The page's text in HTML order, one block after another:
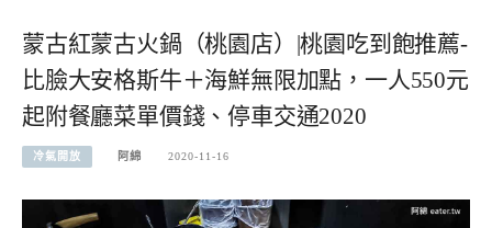
蒙古紅蒙古火鍋（桃園店）|桃園吃到飽推薦-
比臉大安格斯牛＋海鮮無限加點，一人550元
起附餐廳菜單價錢、停車交通2020
冷氣開放 阿綿 2020-11-16